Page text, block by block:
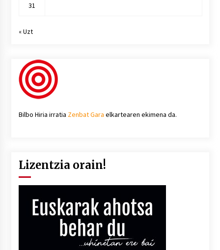
31
« Uzt
Bilbo Hiria irratia Zenbat Gara elkartearen ekimena da.
Lizentzia orain!